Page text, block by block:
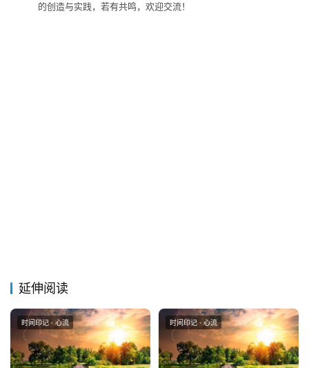
的创造与实践，若有共鸣，欢迎交流！
延伸阅读
时间印记 · 心流 时间印记 · 心流